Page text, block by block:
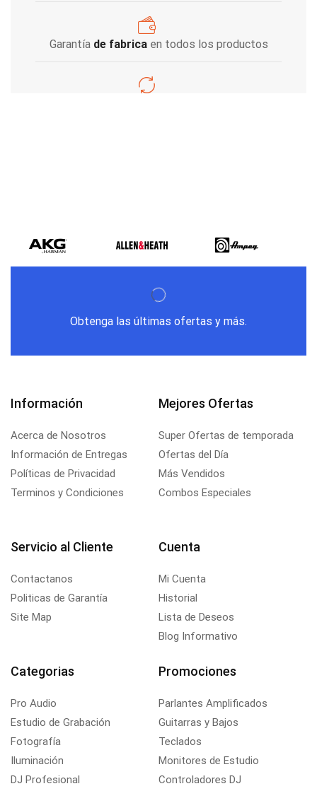
Garantía de fabricaen todos los productos
Obtenga las últimas ofertas y más.
Información
Acerca de Nosotros
Información de Entregas
Políticas de Privacidad
Terminos y Condiciones
Mejores Ofertas
Super Ofertas de temporada
Ofertas del Día
Más Vendidos
Combos Especiales
Servicio al Cliente
Contactanos
Politicas de Garantía
Site Map
Cuenta
Mi Cuenta
Historial
Lista de Deseos
Blog Informativo
Categorias
Pro Audio
Estudio de Grabación
Fotografía
Iluminación
DJ Profesional
Promociones
Parlantes Amplificados
Guitarras y Bajos
Teclados
Monitores de Estudio
Controladores DJ